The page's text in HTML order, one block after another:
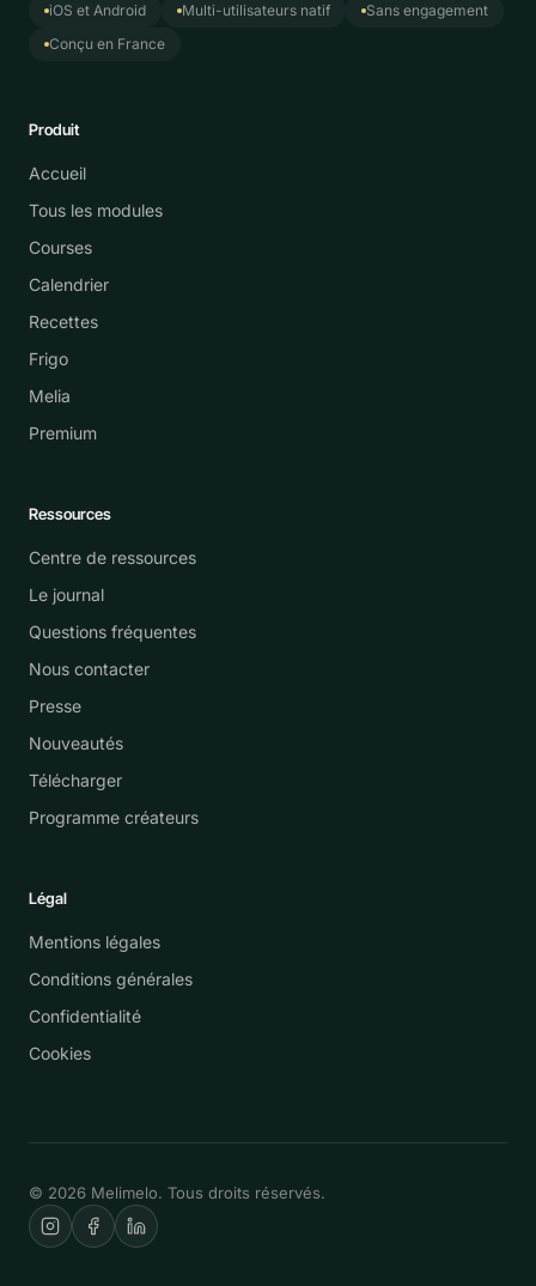
iOS et Android Multi-utilisateurs natif
Sans engagement
Conçu en France
Produit
Accueil
Tous les modules
Courses
Calendrier
Recettes
Frigo
Melia
Premium
Ressources
Centre de ressources
Le journal
Questions fréquentes
Nous contacter
Presse
Nouveautés
Télécharger
Programme créateurs
Légal
Mentions légales
Conditions générales
Confidentialité
Cookies
© 2026 Melimelo. Tous droits réservés.